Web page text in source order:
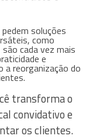
soluções
como
cada vez mais
e
a reorganização do
transforma o
convidativo e
os clientes.